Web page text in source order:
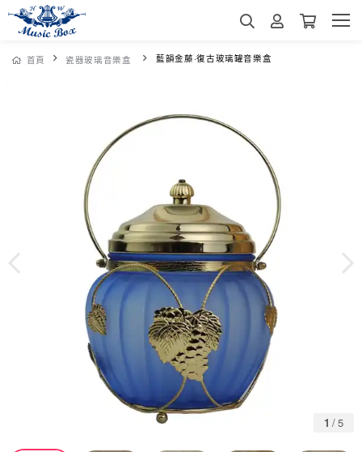
首頁 瓷器玻璃音樂盒 藍韻金藤·復古玻璃罐音樂盒
1 /5